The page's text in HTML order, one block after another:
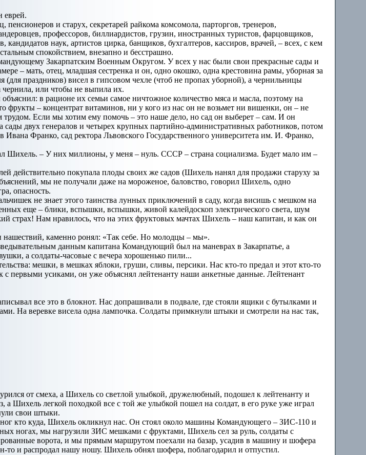
еврей.
и старух, секретарей райкома комсомола, парторгов, тренеров,
профессоров, биллиардистов, грузин, иностранных туристов, фарцовщиков,
наук, артистов цирка, банщиков, бухгалтеров, кассиров, врачей, – всех, с кем
спокойствием, внезапно и бесстрашно.
Закарпатским Военным Округом. У всех у нас были свои прекрасные сады и
– мать, отец, младшая сестренка и он, одно окошко, одна крестовина рамы, уборная за
праздников) висел в гипсовом чехле (чтоб не пропах уборной), а чернильницы
чернила, или чтобы не выпила их.
в рационе их семьи самое ничтожное количество мяса и масла, поэтому на
– концентрат витаминов, ни у кого из нас он не возьмет ни вишенки, он – не
Если мы хотим ему помочь – это наше дело, но сад он выберет – сам. И он
двух генералов и четырех крупных партийно-административных работников, потом
Франко, сад ректора Львовского Государственного университета им. И. Франко,
Шихель. – У них миллионы, у меня – нуль. СССР – страна социализма. Будет мало им –
действительно покупала плоды своих же садов (Шихель нанял для продажи старуху за
мы не получали даже на мороженое, баловство, говорил Шихель, одно
опасность.
не знает этого таинства лунных приключений в саду, когда висишь с мешком на
еще – блики, вспышки, вспышки, живой калейдоскоп электрического света, шум
страх! Нам нравилось, что на этих фруктовых мачтах Шихель – наш капитан, и как он
нашествий, каменно ронял: «Так себе. Но молодцы – мы».
данным капитана Командующий был на маневрах в Закарпатье, а
а солдаты-часовые с вечера хорошенько пили...
мешки, в мешках яблоки, груши, сливы, персики. Нас кто-то предал и этот кто-то
с первыми усиками, он уже объяснял лейтенанту наши анкетные данные. Лейтенант
все это в блокнот. Нас допрашивали в подвале, где стояли ящики с бутылками и
На веревке висела одна лампочка. Солдаты примкнули штыки и смотрели на нас так,
от смеха, а Шихель со светлой улыбкой, дружелюбный, подошел к лейтенанту и
а Шихель легкой походкой все с той же улыбкой пошел на солдат, в его руке уже играл
свои штыки.
кто куда, Шихель окликнул нас. Он стоял около машины Командующего – ЗИС-110 и
ногах, мы нагрузили ЗИС мешками с фруктами, Шихель сел за руль, солдаты с
ворота, и мы прямым маршрутом поехали на базар, усадив в машину и шофера
и распродал нашу ношу. Шихель обнял шофера, поблагодарил и отпустил.